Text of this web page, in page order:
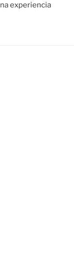
experiencia